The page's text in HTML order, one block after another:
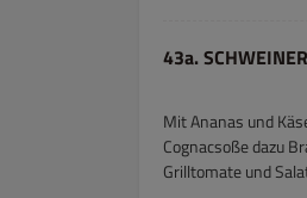
43a.
Mit Ananas und
Cognacsoße dazu
Grilltomate und